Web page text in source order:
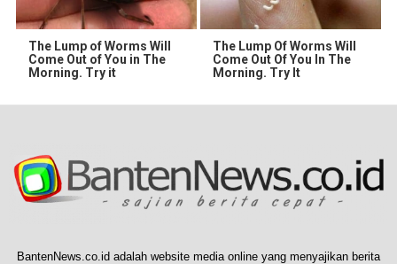
The Lump of Worms Will
Come Out of You in The
Morning. Try it
The Lump Of Worms Will
Come Out Of You In The
Morning. Try It
BantenNews.co.id adalah website media online yang menyajikan berita